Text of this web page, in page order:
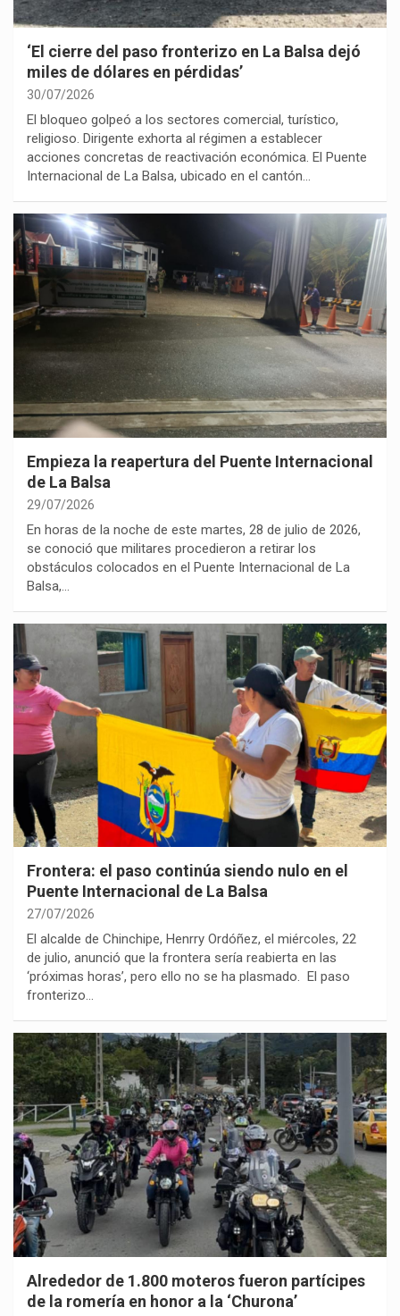
‘El cierre del paso fronterizo en La Balsa dejó
miles de dólares en pérdidas’
30/07/2026
El bloqueo golpeó a los sectores comercial, turístico,
religioso. Dirigente exhorta al régimen a establecer
acciones concretas de reactivación económica. El Puente
Internacional de La Balsa, ubicado en el cantón…
Empieza la reapertura del Puente Internacional
de La Balsa
29/07/2026
En horas de la noche de este martes, 28 de julio de 2026,
se conoció que militares procedieron a retirar los
obstáculos colocados en el Puente Internacional de La
Balsa,…
Frontera: el paso continúa siendo nulo en el
Puente Internacional de La Balsa
27/07/2026
El alcalde de Chinchipe, Henrry Ordóñez, el miércoles, 22
de julio, anunció que la frontera sería reabierta en las
‘próximas horas’, pero ello no se ha plasmado. El paso
fronterizo…
Alrededor de 1.800 moteros fueron partícipes
de la romería en honor a la ‘Churona’